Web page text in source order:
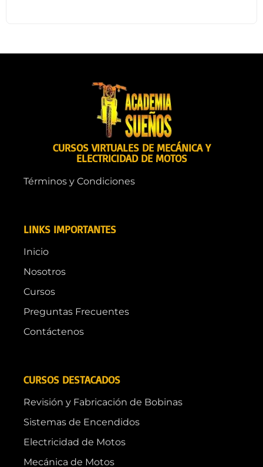
CURSOS VIRTUALES DE MECÁNICA Y
ELECTRICIDAD DE MOTOS
Términos y Condiciones
LINKS IMPORTANTES
Inicio
Nosotros
Cursos
Preguntas Frecuentes
Contáctenos
CURSOS DESTACADOS
Revisión y Fabricación de Bobinas
Sistemas de Encendidos
Electricidad de Motos
Mecánica de Motos